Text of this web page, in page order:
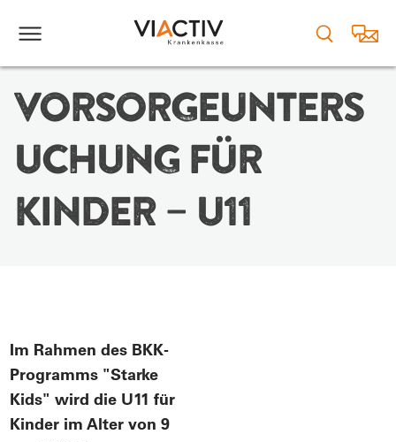
VORSORGEUNTERS
UCHUNG FÜR
KINDER – U11
Im Rahmen des BKK-
Programms "Starke
Kids" wird die U11 für
Kinder im Alter von 9